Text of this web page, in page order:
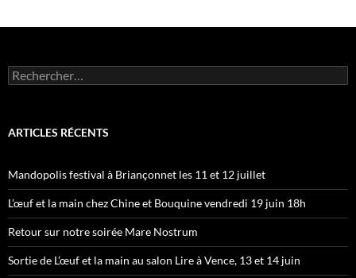
Rechercher :
ARTICLES RÉCENTS
Mandopolis festival à Briançonnet les 11 et 12 juillet
L’œuf et la main chez Chine et Bouquine vendredi 19 juin 18h
Retour sur notre soirée Mare Nostrum
Sortie de L’œuf et la main au salon Lire à Vence, 13 et 14 juin